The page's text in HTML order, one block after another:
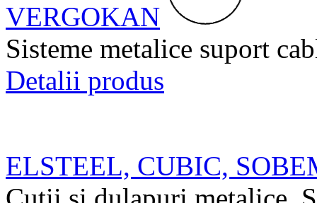
VERGOKAN
Sisteme metalice suport
Detalii produs
ELSTEEL, CUBIC,